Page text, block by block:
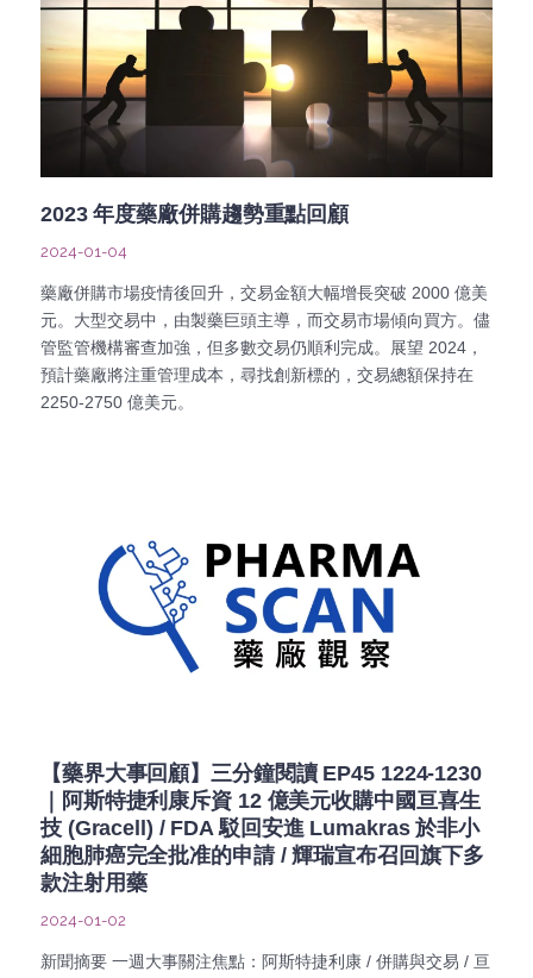
2023 年度藥廠併購趨勢重點回顧
2024-01-04
藥廠併購市場疫情後回升，交易金額大幅增長突破 2000 億美
元。大型交易中，由製藥巨頭主導，而交易市場傾向買方。儘
管監管機構審查加強，但多數交易仍順利完成。展望 2024，
預計藥廠將注重管理成本，尋找創新標的，交易總額保持在
2250-2750 億美元。
【藥界大事回顧】三分鐘閱讀 EP45 1224-1230
｜阿斯特捷利康斥資 12 億美元收購中國亘喜生
技 (Gracell) / FDA 駁回安進 Lumakras 於非小
細胞肺癌完全批准的申請 / 輝瑞宣布召回旗下多
款注射用藥
2024-01-02
新聞摘要 一週大事關注焦點：阿斯特捷利康 / 併購與交易 / 亘